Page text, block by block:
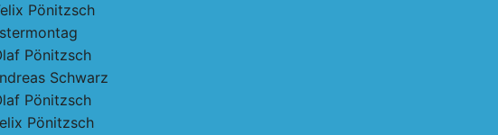
Pönitzsch
Pönitzsch
Schwarz
Pönitzsch
Pönitzsch